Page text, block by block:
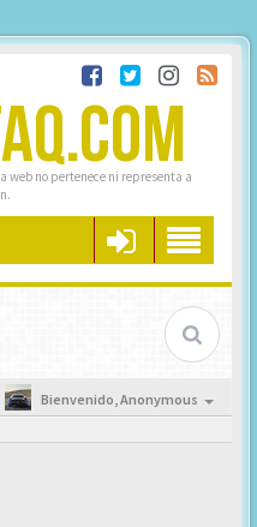
web no pertenece ni representa a
Bienvenido,Anonymous